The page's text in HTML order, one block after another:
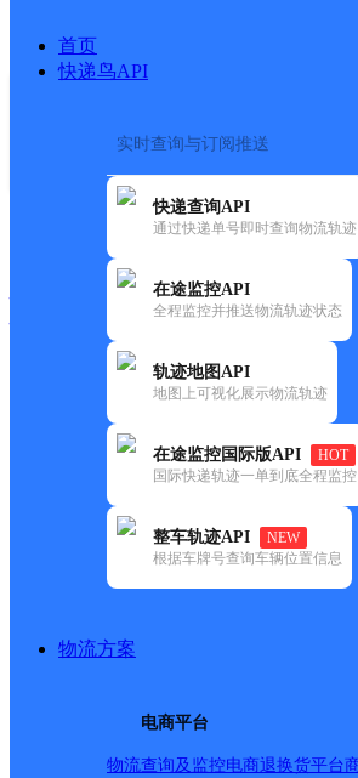
首页
快递鸟API
实时查询与订阅推送
快递查询API
通过快递单号即时查询物流轨迹
在途监控API
全程监控并推送物流轨迹状态
轨迹地图API
地图上可视化展示物流轨迹
在途监控国际版API
HOT
国际快递轨迹一单到底全程监控
整车轨迹API
NEW
根据车牌号查询车辆位置信息
物流方案
电商平台
物流查询及监控电商退换货平台
快运大全
韵达
辽宁昌图县公
更新时间：2022-07-14
所属快递：韵达速递
所属区域：辽宁省-铁岭市-昌图县
网点地址：辽宁省铁岭市昌图县鴜
网点负责人：